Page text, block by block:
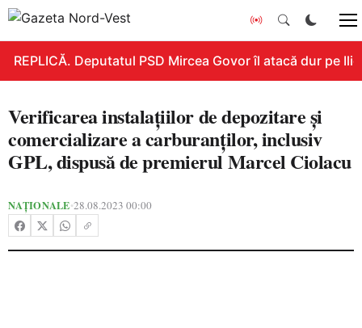
REPLICĂ. Deputatul PSD Mircea Govor îl atacă dur pe
Verificarea instalațiilor de depozitare și
comercializare a carburanților, inclusiv
GPL, dispusă de premierul Marcel Ciolacu
NAȚIONALE•28.08.2023 00:00